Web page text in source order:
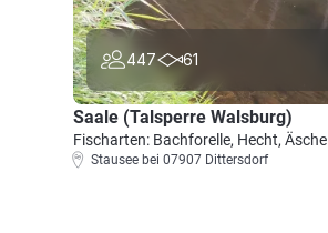
447 61
Saale (Talsperre Walsburg)
Fischarten: Bachforelle, Hecht, Äsche
Stausee bei 07907 Dittersdorf